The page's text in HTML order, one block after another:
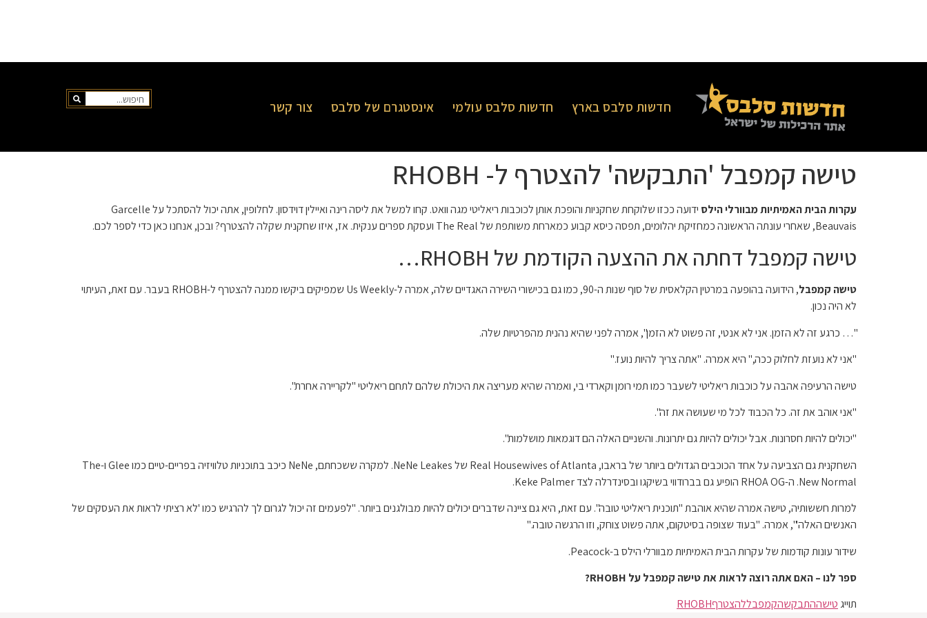
חדשות סלבס בארץ חדשות סלבס עולמי אינסטגרם של סלבס צור קשר
טישה קמפבל 'התבקשה' להצטרף ל- RHOBH
עקרות הבית האמיתיות מבוורלי הילס
ידועה ככזו שלוקחת שחקניות והופכת אותן לכוכבות ריאליטי מגה וואט. קחו למשל את ליסה רינה ואיילין דוידסון. לחלופין, אתה יכול להסתכל על Garcelle
Beauvais, שאחרי עונתה הראשונה כמחזיקת יהלומים, תפסה כיסא קבוע כמארחת משותפת של The Real ועסקת ספרים ענקית. אז, איזו שחקנית שקלה להצטרף? ובכן, אנחנו כאן כדי לספר לכם.
טישה קמפבל דחתה את ההצעה הקודמת של RHOBH…
טישה קמפבל
, הידועה בהופעה במרטין הקלאסית של סוף שנות ה-90, כמו גם בכישורי השירה האגדיים שלה, אמרה ל-Us Weekly שמפיקים ביקשו ממנה להצטרף ל-RHOBH בעבר. עם זאת, העיתוי
לא היה נכון.
"… כרגע זה לא הזמן. אני לא אנטי, זה פשוט לא הזמן", אמרה לפני שהיא נהנית מהפרטיות שלה.
"אני לא נועזת לחלוק ככה," היא אמרה. "אתה צריך להיות נועז."
טישה הרעיפה אהבה על כוכבות ריאליטי לשעבר כמו תמי רומן וקארדי בי, ואמרה שהיא מעריצה את היכולת שלהם לתחם ריאליטי "לקריירה אחרת".
"אני אוהב את זה. כל הכבוד לכל מי שעושה את זה".
"יכולים להיות חסרונות. אבל יכולים להיות גם יתרונות. והשניים האלה הם דוגמאות מושלמות".
השחקנית גם הצביעה על אחד הכוכבים הגדולים ביותר של בראבו, Real Housewives of Atlanta של NeNe Leakes. למקרה ששכחתם, NeNe כיכב בתוכניות טלוויזיה בפריים-טיים כמו Glee ו-The
New Normal. ה-RHOA OG הופיע גם בברודווי בשיקגו ובסינדרלה לצד Keke Palmer.
למרות חששותיה, טישה אמרה שהיא אוהבת "תוכנית ריאליטי טובה". עם זאת, היא גם ציינה שדברים יכולים להיות מבולגנים ביותר. "לפעמים זה יכול לגרום לך להרגיש כמו 'לא רציתי לראות את העסקים של
האנשים האלה'", אמרה. "בעוד שצופה בסיטקום, אתה פשוט צוחק, וזו הרגשה טובה."
שידור עונות קודמות של עקרות הבית האמיתיות מבוורלי הילס ב-Peacock.
ספר לנו – האם אתה רוצה לראות את טישה קמפבל על RHOBH?
תוייג טישההתבקשהקמפבללהצטרףRHOBH